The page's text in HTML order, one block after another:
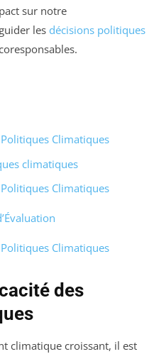
sur notre
les décisions politiques
Climatiques
climatiques
Climatiques
Climatiques
des
climatique croissant, il est